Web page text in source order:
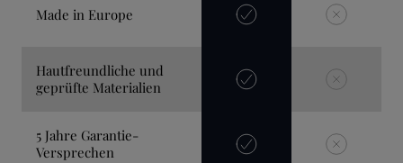
Made in Europe
Hautfreundliche und
geprüfte Materialien
5 Jahre Garantie-
Versprechen